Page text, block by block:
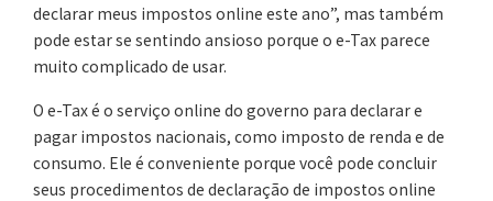
declarar meus impostos online este ano”, mas também
pode estar se sentindo ansioso porque o e-Tax parece
muito complicado de usar.
O e-Tax é o serviço online do governo para declarar e
pagar impostos nacionais, como imposto de renda e de
consumo. Ele é conveniente porque você pode concluir
seus procedimentos de declaração de impostos online